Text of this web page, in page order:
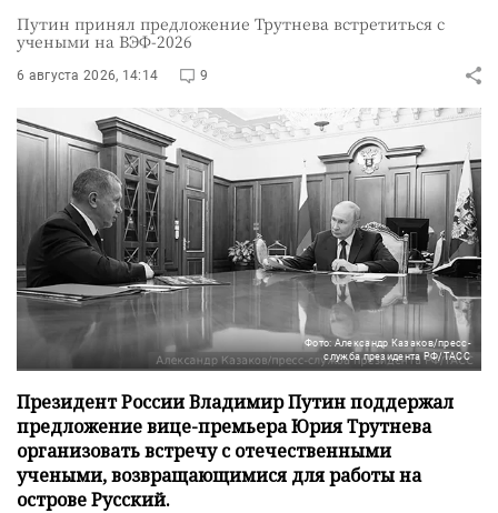
Путин принял предложение Трутнева встретиться с
учеными на ВЭФ-2026
6 августа 2026, 14:14 9
Фото: Александр Казаков/пресс-
служба президента РФ/ТАСС
Президент России Владимир Путин поддержал
предложение вице-премьера Юрия Трутнева
организовать встречу с отечественными
учеными, возвращающимися для работы на
острове Русский.